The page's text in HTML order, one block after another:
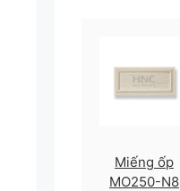
Miếng ốp
MO250-N8